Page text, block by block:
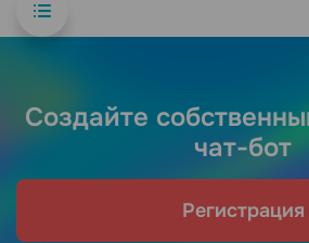
Создайте
чат-бот
Регистрация